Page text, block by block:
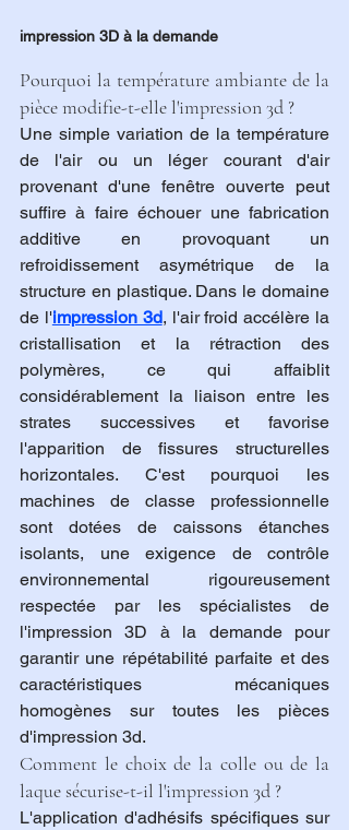
impression 3D à la demande
Pourquoi la température ambiante de la
pièce modifie-t-elle l'impression 3d ?
Une simple variation de la température
de l'air ou un léger courant d'air
provenant d'une fenêtre ouverte peut
suffire à faire échouer une fabrication
additive en provoquant un
refroidissement asymétrique de la
structure en plastique. Dans le domaine
de l'impression 3d, l'air froid accélère la
cristallisation et la rétraction des
polymères, ce qui affaiblit
considérablement la liaison entre les
strates successives et favorise
l'apparition de fissures structurelles
horizontales. C'est pourquoi les
machines de classe professionnelle
sont dotées de caissons étanches
isolants, une exigence de contrôle
environnemental rigoureusement
respectée par les spécialistes de
l'impression 3D à la demande pour
garantir une répétabilité parfaite et des
caractéristiques mécaniques
homogènes sur toutes les pièces
d'impression 3d.
Comment le choix de la colle ou de la
laque sécurise-t-il l'impression 3d ?
L'application d'adhésifs spécifiques sur